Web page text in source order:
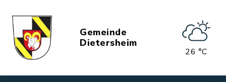
Gemeinde
Dietersheim
26 °C